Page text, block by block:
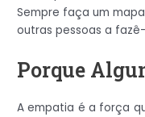
Sempre faça um
outras pessoas a
Porque
A empatia é a força